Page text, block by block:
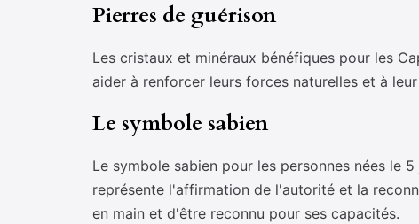
Pierres de guérison
Les cristaux et minéraux bénéfiques pour les
aider à renforcer leurs forces naturelles et à
Le symbole sabien
Le symbole sabien pour les personnes nées le
représente l'affirmation de l'autorité et la
en main et d'être reconnu pour ses capacités.